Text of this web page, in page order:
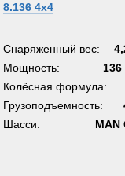
8.136 4x4
Снаряженный вес:
Мощность:
136
Колёсная формула:
Грузоподъемность:
Шасси:
MAN